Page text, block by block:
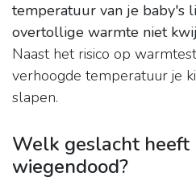
temperatuur van je baby's
overtollige warmte niet
Naast het risico op
verhoogde temperatuur je
slapen.
Welk geslacht heeft
wiegendood?